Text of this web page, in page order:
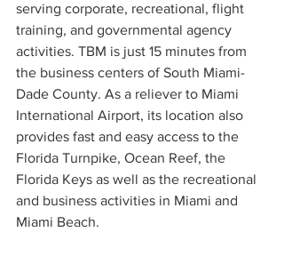
serving corporate, recreational, flight
training, and governmental agency
activities. TBM is just 15 minutes from
the business centers of South Miami-
Dade County. As a reliever to Miami
International Airport, its location also
provides fast and easy access to the
Florida Turnpike, Ocean Reef, the
Florida Keys as well as the recreational
and business activities in Miami and
Miami Beach.